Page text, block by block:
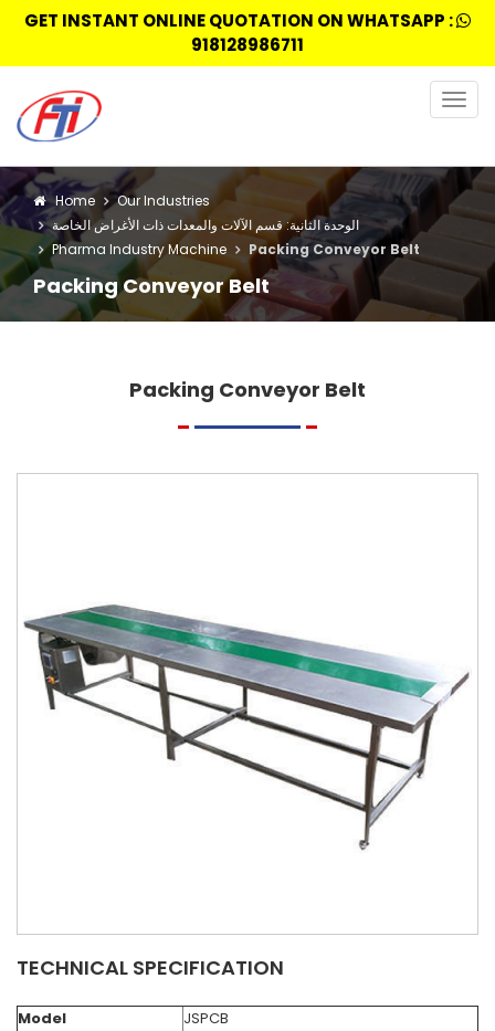
GET INSTANT ONLINE QUOTATION ON WHATSAPP :
918128986711
Home
Our Industries
الوحدة الثانية: قسم الآلات والمعدات ذات الأغراض الخاصة
Pharma Industry Machine
Packing Conveyor Belt
Packing Conveyor Belt
Packing Conveyor Belt
TECHNICAL SPECIFICATION
Model
JSPCB